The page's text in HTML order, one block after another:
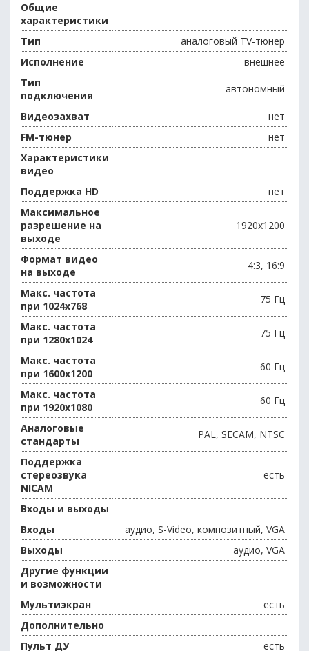
Общие
характеристики
Тип
аналоговый TV-тюнер
Исполнение
внешнее
Тип
подключения
автономный
Видеозахват
нет
FM-тюнер
нет
Характеристики
видео
Поддержка HD
нет
Максимальное
разрешение на
выходе
1920х1200
Формат видео
на выходе
4:3, 16:9
Макс. частота
при 1024x768
75 Гц
Макс. частота
при 1280х1024
75 Гц
Макс. частота
при 1600х1200
60 Гц
Макс. частота
при 1920х1080
60 Гц
Аналоговые
стандарты
PAL, SECAM, NTSC
Поддержка
стереозвука
NICAM
есть
Входы и выходы
Входы
аудио, S-Video, композитный, VGA
Выходы
аудио, VGA
Другие функции
и возможности
Мультиэкран
есть
Дополнительно
Пульт ДУ
есть